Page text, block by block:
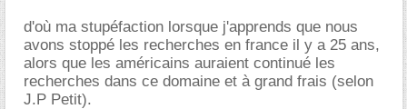
d'où ma stupéfaction lorsque j'apprends que nous
avons stoppé les recherches en france il y a 25 ans,
alors que les américains auraient continué les
recherches dans ce domaine et à grand frais (selon
J.P Petit).